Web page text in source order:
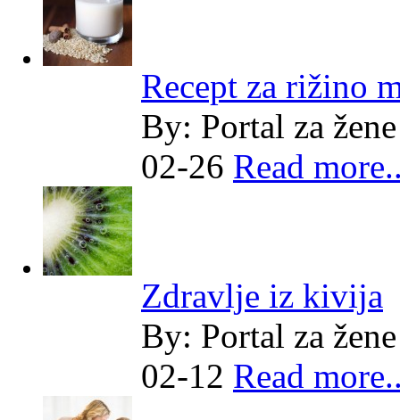
Recept za rižino
By: Portal za žene
02-26 Read
Zdravlje iz kivija
By: Portal za žene
02-12 Read